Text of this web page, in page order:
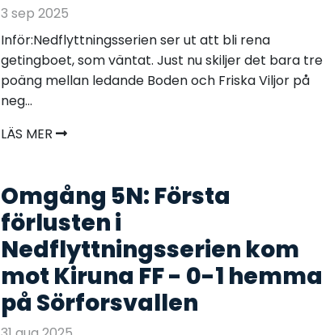
3 sep 2025
Inför:Nedflyttningsserien ser ut att bli rena
getingboet, som väntat. Just nu skiljer det bara tre
poäng mellan ledande Boden och Friska Viljor på
neg...
LÄS MER
Omgång 5N: Första
förlusten i
Nedflyttningsserien kom
mot Kiruna FF - 0-1 hemma
på Sörforsvallen